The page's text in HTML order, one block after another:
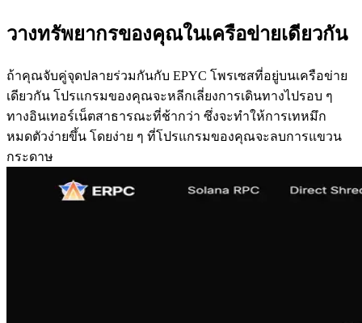
วางทรัพยากรของคุณในเครือข่ายเดียวกัน
ถ้าคุณจับคู่จุดปลายร่วมกันกับ EPYC โพรเซสที่อยู่บนเครือข่าย
เดียวกัน โปรแกรมของคุณจะหลีกเลี่ยงการเดินทางไปรอบ ๆ
ทางอินเทอร์เน็ตสาธารณะที่ช้ากว่า ซึ่งจะทําให้การเทหมึก
หมดตัวง่ายขึ้น โดยง่าย ๆ ที่โปรแกรมของคุณจะลบการแขวน
กระดาษ